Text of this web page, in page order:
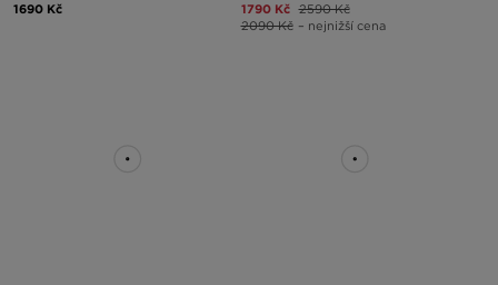
1690 Kč 1790 Kč 2590 Kč
2090 Kč – nejnižší cena